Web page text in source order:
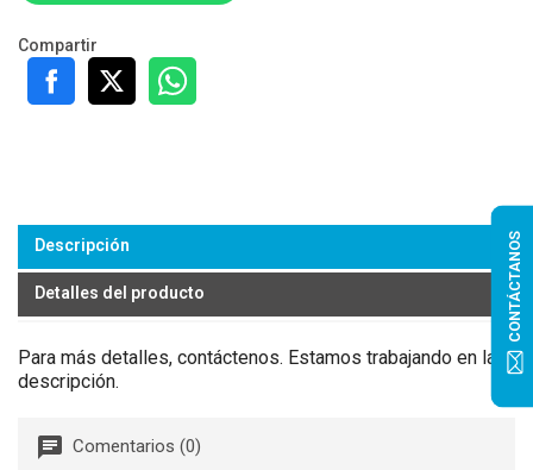
Compartir
Descripción
Detalles del producto
Para más detalles, contáctenos. Estamos trabajando en la
descripción.
Comentarios (0)
CONTÁCTANOS